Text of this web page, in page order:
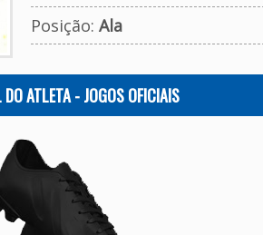
Posição: Ala
DO ATLETA - JOGOS OFICIAIS